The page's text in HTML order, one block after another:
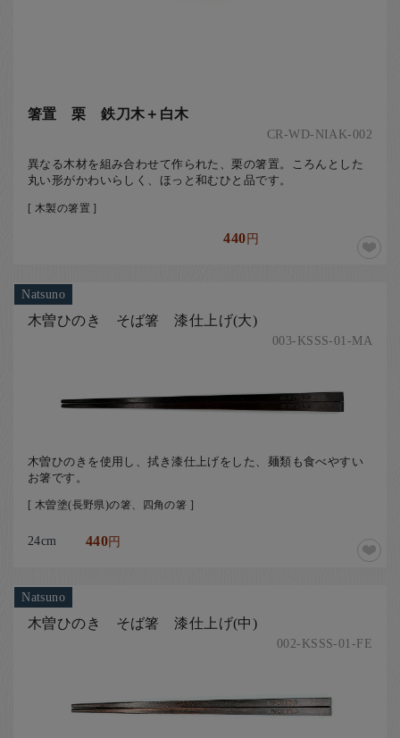
箸置 栗 鉄刀木＋白木
CR-WD-NIAK-002
異なる木材を組み合わせて作られた、栗の箸置。ころんとした
丸い形がかわいらしく、ほっと和むひと品です。
[ 木製の箸置 ]
440円
Natsuno
木曽ひのき そば箸 漆仕上げ(大)
003-KSSS-01-MA
木曽ひのきを使用し、拭き漆仕上げをした、麺類も食べやすい
お箸です。
[ 木曽塗(長野県)の箸、四角の箸 ]
24cm 440円
Natsuno
木曽ひのき そば箸 漆仕上げ(中)
002-KSSS-01-FE